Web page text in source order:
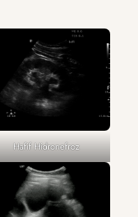
Hafif Hidronefroz